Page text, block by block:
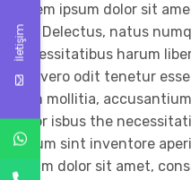
Lorem ipsum dolor sit
elit. Delectus, natus
necessitatibus harum
nisi vero odit tenetur
nam mollitia,
dolor isbus the
earum sint inventore
ipsum dolor sit amet,
İletişim